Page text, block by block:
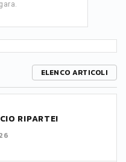
ELENCO ARTICOLI
RIPARTE!